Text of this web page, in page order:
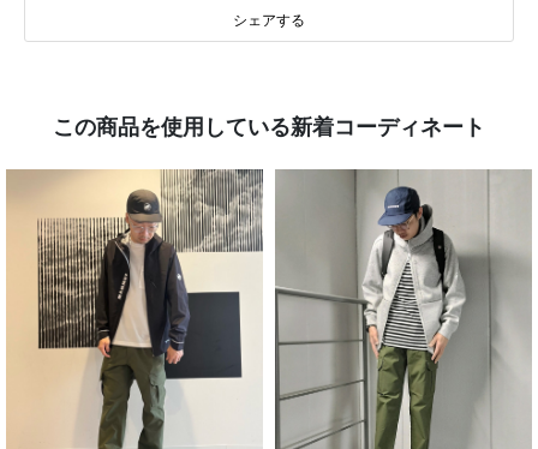
シェアする
この商品を使用している新着コーディネート